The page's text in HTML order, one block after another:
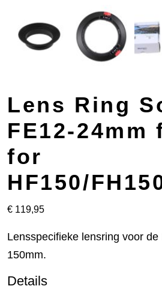
Lens Ring
FE12-24mm
for
HF150/
€ 119,95
Lensspecifieke lensring voor
150mm.
Details